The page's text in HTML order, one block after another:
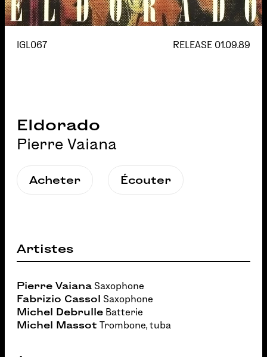
IGL067 RELEASE 01.09.89
Eldorado
Pierre Vaiana
Acheter Écouter
Artistes
Pierre Vaiana Saxophone
Fabrizio Cassol
Saxophone
Michel Debrulle Batterie
Michel Massot Trombone, tuba